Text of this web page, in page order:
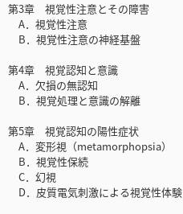
第3章 視覚性注意とその障害
A．視覚性注意
B．視覚性注意の神経基盤
第4章 視覚認知と意識
A．欠損の無認知
B．視覚処理と意識の解離
第5章 視覚認知の陽性症状
A．変形視（metamorphopsia）
B．視覚性保続
C．幻視
D．皮質電気刺激による視覚性体験